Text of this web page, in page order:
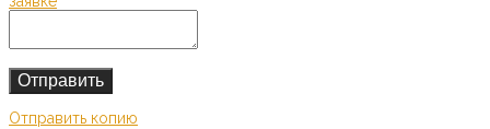
Отправить копию